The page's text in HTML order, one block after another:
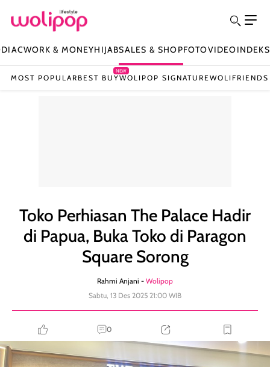
WORK & MONEYHIJABSALES & SHOPFOTOVIDEOINDEKS
MOST POPULAR BEST BUY
NEW
WOLIPOP SIGNATUREWOLIFRIENDS
Toko Perhiasan The Palace Hadir
di Papua, Buka Toko di Paragon
Square Sorong
Rahmi Anjani - Wolipop
Sabtu, 13 Des 2025 21:00 WIB
0